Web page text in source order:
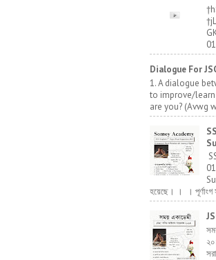
Dialogue For
1. A dialogue
to improve/
are you? (Avwg
হয়েছে। । । পূর্ণাংগ